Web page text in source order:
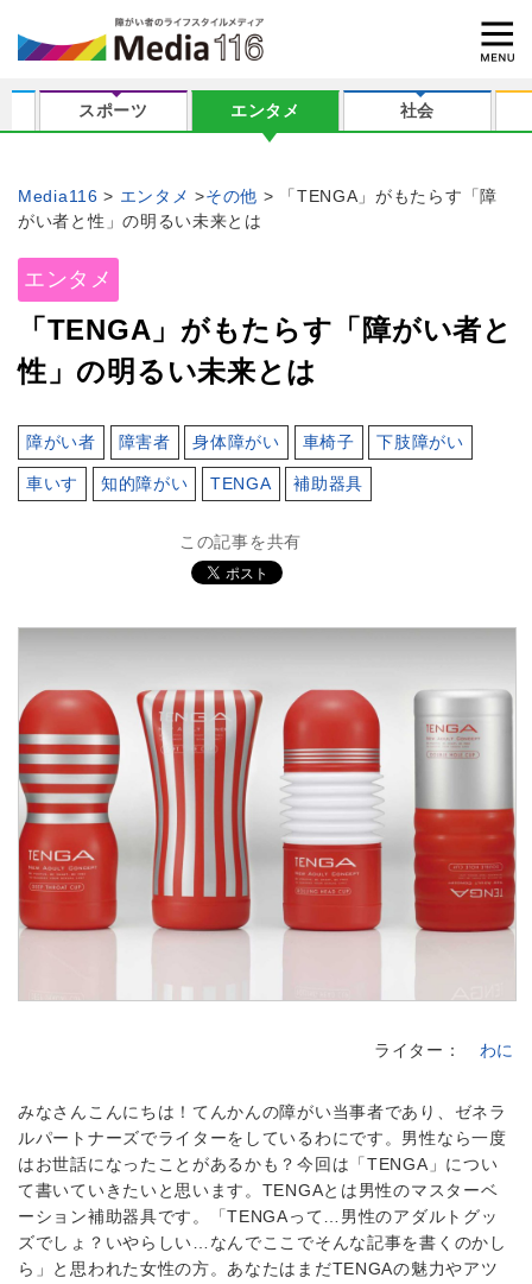
スポーツ エンタメ 社会
Media116 エンタメ その他
「TENGA」がもたらす「障
がい者と性」の明るい未来とは
エンタメ
「TENGA」がもたらす「障がい者と
性」の明るい未来とは
障がい者 障害者 身体障がい 車椅子 下肢障がい
車いす 知的障がい TENGA 補助器具
この記事を共有
ライター： わに
みなさんこんにちは！てんかんの障がい当事者であり、ゼネラ
ルパートナーズでライターをしているわにです。男性なら一度
はお世話になったことがあるかも？今回は「TENGA」につい
て書いていきたいと思います。TENGAとは男性のマスターベ
ーション補助器具です。「TENGAって…男性のアダルトグッ
ズでしょ？いやらしい…なんでここでそんな記事を書くのかし
ら」と思われた女性の方。あなたはまだTENGAの魅力やアツ